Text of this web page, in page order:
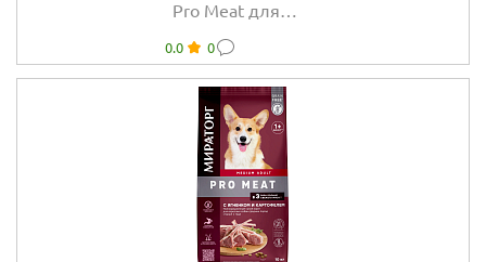
Pro Meat для
пород с нежной
телятиной
0.0 0